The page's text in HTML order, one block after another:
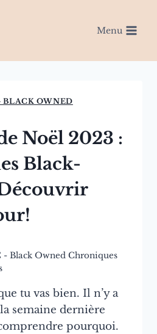
Menu
BLACK OWNED
Noël 2023 :
Black-
- Black Owned Chroniques
tu vas bien. Il n’y a
semaine dernière
pourquoi.